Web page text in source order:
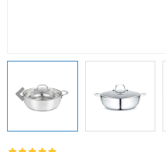
So sánh Yêu thích (0)
Hotline: 0816 505 655
Tải App SanHangRe nhận Quà